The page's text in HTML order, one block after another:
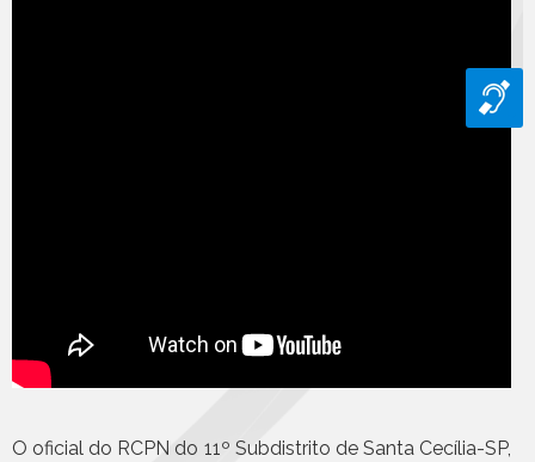
O oficial do RCPN do 11º Subdistrito de Santa Cecília-SP,